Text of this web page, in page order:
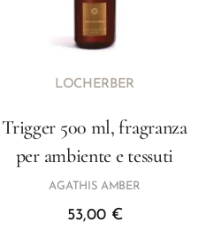
LOCHERBER
Trigger 500 ml, fragranza
per ambiente e tessuti
AGATHIS AMBER
53,00 €